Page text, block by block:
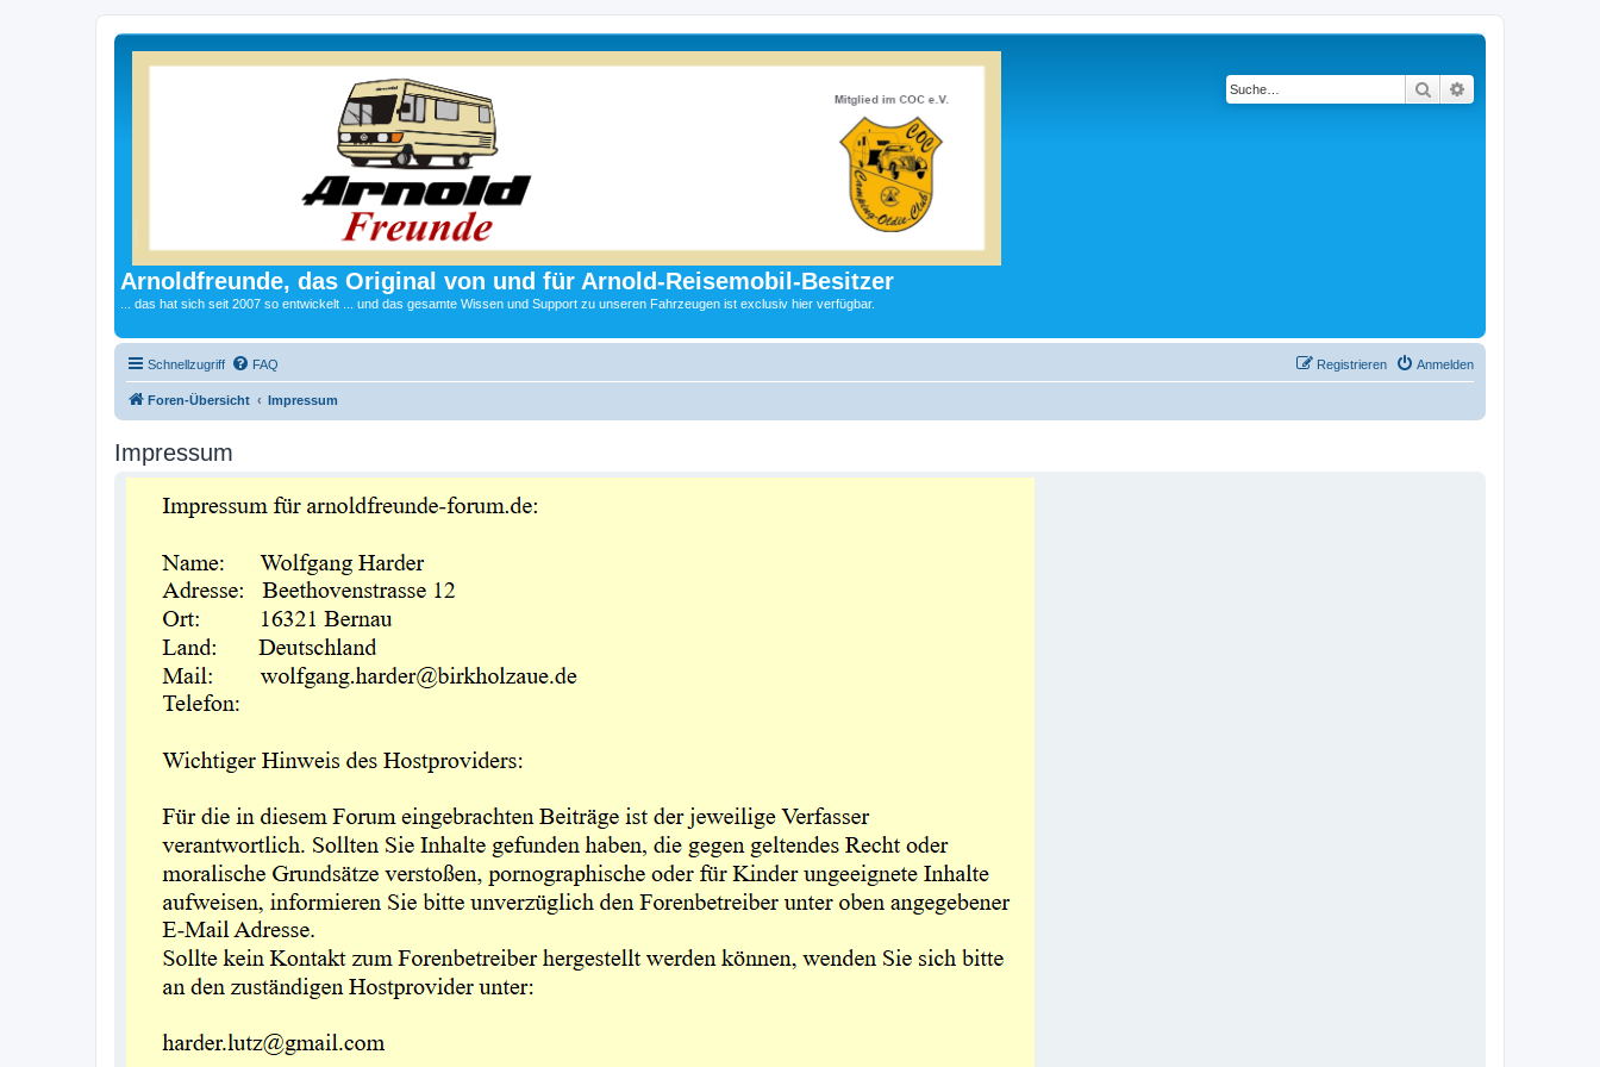
Arnoldfreunde, das Original von und für Arnold-Reisemobil-Besitzer
... das hat sich seit 2007 so entwickelt ... und das gesamte Wissen und Support zu unseren Fahrzeugen ist exclusiv hier verfügbar.
Suche
Schnellzugriff FAQ Anmelden
Registrieren
Foren-Übersicht Impressum
Impressum